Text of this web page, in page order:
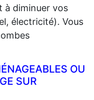
à diminuer vos
électricité). Vous
OU
SUR